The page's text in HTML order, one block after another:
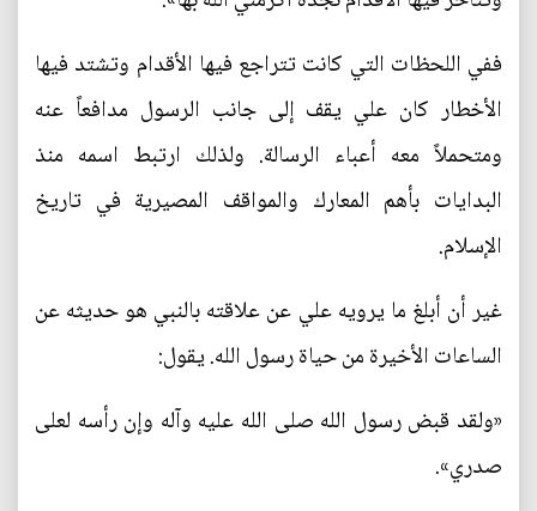
ففي اللحظات التي كانت تتراجع فيها الأقدام وتشتد فيها
الأخطار كان علي يقف إلى جانب الرسول مدافعاً عنه
ومتحملاً معه أعباء الرسالة. ولذلك ارتبط اسمه منذ
البدايات بأهم المعارك والمواقف المصيرية في تاريخ
الإسلام.
غير أن أبلغ ما يرويه علي عن علاقته بالنبي هو حديثه عن
الساعات الأخيرة من حياة رسول الله. يقول:
«ولقد قبض رسول الله صلى الله عليه وآله وإن رأسه لعلى
صدري».